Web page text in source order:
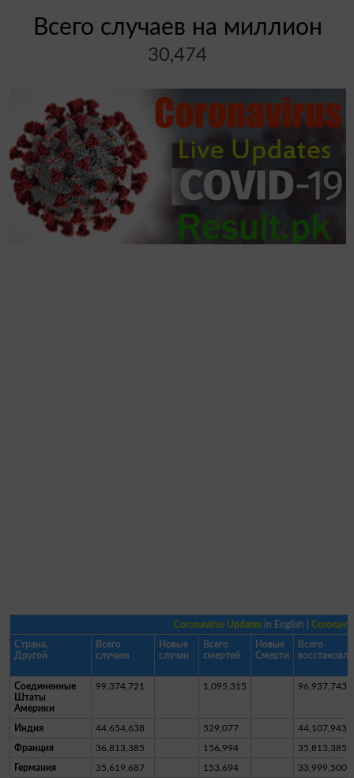
Всего случаев на миллион
30,474
Coronavirus Updates in English |
Страна,
Другой
Всего
случаев
Новые
случаи
Всего
смертей
Новые
Смерти
Всего
Соединенные
Штаты
Америки
99,374,721 1,095,315 96,937,743
Индия 44,654,638 529,077 44,107,943
Франция 36,813,385 156,994 35,813,385
Германия 35,619,687 153,694 33,999,500